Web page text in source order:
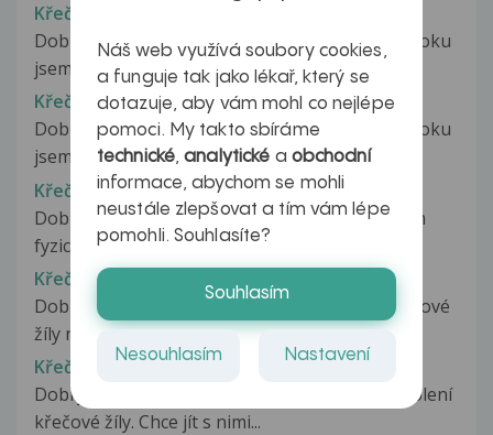
Křečové žíly
Dobrý den je mi 18 let a už tak rok možná půl roku
jsem si všiml menší tečky...
Křečové žíly
Dobrý den je mi 18 let a už tak rok možná půl roku
jsem si všiml menší tečky...
Křečové žíly
Dobrý den, Je mi 20 let, aktivně sportuji a dělám
fyzicky náročnou práci. Na...
Křečové žíly
Dobrý den, lékař mi diagnostikoval vnitřní křečové
žíly na obou nohách. Předepsal...
Křečové žíly
Dobrý den, moje dcera (14) má v pravém podkolení
křečové žíly. Chce jít s nimi...
Náš web využívá soubory cookies,
a funguje tak jako lékař, který se
dotazuje, aby vám mohl co nejlépe
pomoci. My takto sbíráme
technické,analytické a obchodní
informace, abychom se mohli
neustále zlepšovat a tím vám lépe
pomohli. Souhlasíte?
Souhlasím
Nesouhlasím Nastavení